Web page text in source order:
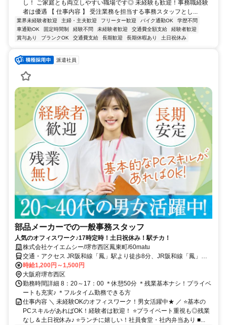
し！ ご家庭とも両立しやすい職場です◎ 未経験も歓迎！事務職経験
者は優遇 【 仕事内容 】 受注業務を担当する事務スタッフとし...
業界未経験者歓迎 主婦・主夫歓迎 フリーター歓迎 バイク通勤OK
学歴不問
車通勤OK
固定時間制 経験不問 未経験者歓迎 交通費全額支給
経験者歓迎
賞与あり
ブランクOK 交通費支給 長期歓迎 長期休暇あり 土日祝休み
派遣社員
部品メーカーでの一般事務スタッフ
人気のオフィスワーク♪17時定時！土日祝休み！駅チカ！
株式会社ケイエムシー/堺市西区鳳東町/60matu
交通・アクセス JR阪和線「鳳」駅より徒歩8分、JR阪和線「鳳」駅
より自転車6分、JR阪和線「富木」駅より自転車9分
時給1,200円～1,500円
大阪府堺市西区
勤務時間詳細 8：20～17：00 ＊休憩50分 ＊残業基本ナシ！プライベ
ートも充実♪ ＊フルタイム勤務できる方
仕事内容 ＼ 未経験OKのオフィスワーク！男女活躍中★ ／ ⭐基本の
PCスキルがあればOK！経験者は歓迎！ ⭐プライベート重視も◎残業
なし＆土日祝休み♪ ⭐ランチに嬉しい！社員食堂・社内弁当あり ■...